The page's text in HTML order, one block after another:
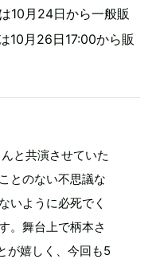
10月24日から一般販
10月26日17:00から販
と共演させていた
とのない不思議な
いように必死でく
。舞台上で柄本さ
が嬉しく、今回も5